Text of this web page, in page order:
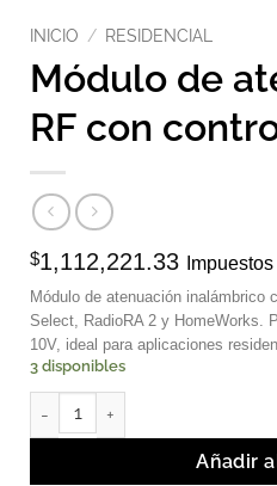
INICIO / RESIDENCIAL
Módulo de
RF con
$1,112,221.33
Módulo de atenuación inalámbrico
Select, RadioRA 2 y HomeWorks.
10V, ideal para aplicaciones
3 disponibles
Módulo de atenuación de RF
Añadir